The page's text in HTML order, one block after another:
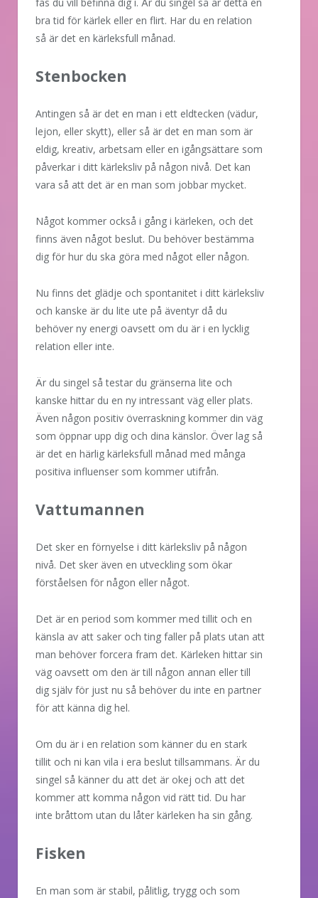
bra tid för kärlek eller en flirt. Har du en relation
så är det en kärleksfull månad.
Stenbocken
Antingen så är det en man i ett eldtecken (vädur,
lejon, eller skytt), eller så är det en man som är
eldig, kreativ, arbetsam eller en igångsättare som
påverkar i ditt kärleksliv på någon nivå. Det kan
vara så att det är en man som jobbar mycket.
Något kommer också i gång i kärleken, och det
finns även något beslut. Du behöver bestämma
dig för hur du ska göra med något eller någon.
Nu finns det glädje och spontanitet i ditt kärleksliv
och kanske är du lite ute på äventyr då du
behöver ny energi oavsett om du är i en lycklig
relation eller inte.
Är du singel så testar du gränserna lite och
kanske hittar du en ny intressant väg eller plats.
Även någon positiv överraskning kommer din väg
som öppnar upp dig och dina känslor. Över lag så
är det en härlig kärleksfull månad med många
positiva influenser som kommer utifrån.
Vattumannen
Det sker en förnyelse i ditt kärleksliv på någon
nivå. Det sker även en utveckling som ökar
förståelsen för någon eller något.
Det är en period som kommer med tillit och en
känsla av att saker och ting faller på plats utan att
man behöver forcera fram det. Kärleken hittar sin
väg oavsett om den är till någon annan eller till
dig själv för just nu så behöver du inte en partner
för att känna dig hel.
Om du är i en relation som känner du en stark
tillit och ni kan vila i era beslut tillsammans. Är du
singel så känner du att det är okej och att det
kommer att komma någon vid rätt tid. Du har
inte bråttom utan du låter kärleken ha sin gång.
Fisken
En man som är stabil, pålitlig, trygg och som